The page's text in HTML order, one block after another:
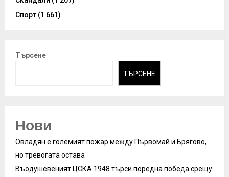
Спорт (1 661)
Търсене
ТЪРСЕНЕ
Нови
Овладян е големият пожар между Първомай и Брягово,
но тревогата остава
Въодушевеният ЦСКА 1948 търси поредна победа срещу